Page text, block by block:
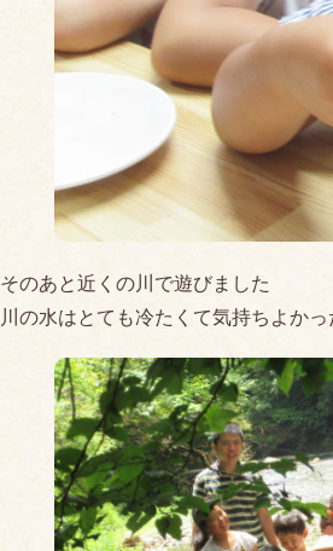
そのあと近くの川で遊びました
川の水はとても冷たくて気持ちよか